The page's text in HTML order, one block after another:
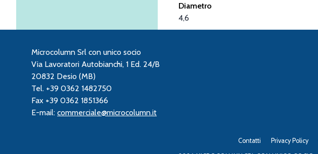
Diametro
4,6
Microcolumn Srl con unico socio
Via Lavoratori Autobianchi, 1 Ed. 24/B
20832 Desio (MB)
Tel. +39 0362 1482750
Fax +39 0362 1851366
E-mail: commerciale@microcolumn.it
Contatti Privacy Policy